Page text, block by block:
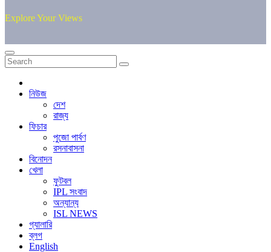
Explore Your Views
নিউজ
দেশ
রাজ্য
ফিচার
পুজো পার্বণ
রসনাবাসনা
বিনোদন
খেলা
ফুটবল
IPL সংবাদ
অন্যান্য
ISL NEWS
গ্যালারি
ব্লগ
English